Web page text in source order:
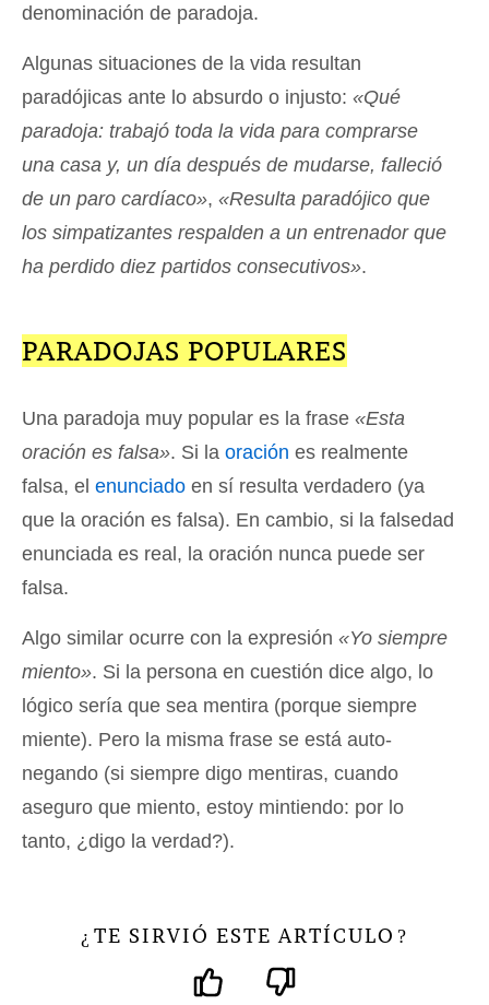
denominación de paradoja.
Algunas situaciones de la vida resultan
paradójicas ante lo absurdo o injusto: «Qué
paradoja: trabajó toda la vida para comprarse
una casa y, un día después de mudarse, falleció
de un paro cardíaco», «Resulta paradójico que
los simpatizantes respalden a un entrenador que
ha perdido diez partidos consecutivos».
PARADOJAS POPULARES
Una paradoja muy popular es la frase «Esta
oración es falsa». Si la oración es realmente
falsa, el enunciado en sí resulta verdadero (ya
que la oración es falsa). En cambio, si la falsedad
enunciada es real, la oración nunca puede ser
falsa.
Algo similar ocurre con la expresión «Yo siempre
miento». Si la persona en cuestión dice algo, lo
lógico sería que sea mentira (porque siempre
miente). Pero la misma frase se está auto-
negando (si siempre digo mentiras, cuando
aseguro que miento, estoy mintiendo: por lo
tanto, ¿digo la verdad?).
¿ TE SIRVIÓ ESTE ARTÍCULO ?